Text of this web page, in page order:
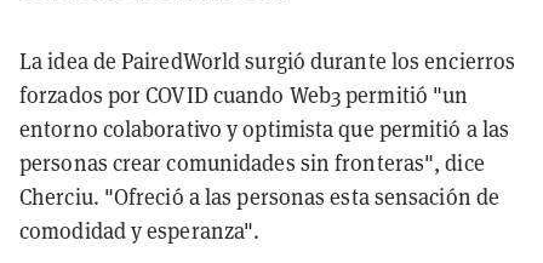
La idea de PairedWorld surgió durante los encierros
forzados por COVID cuando Web3 permitió "un
entorno colaborativo y optimista que permitió a las
personas crear comunidades sin fronteras", dice
Cherciu. "Ofreció a las personas esta sensación de
comodidad y esperanza".